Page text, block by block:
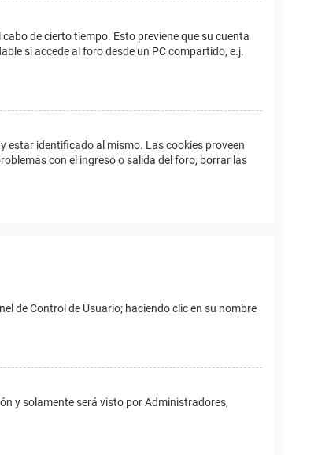
de cierto tiempo. Esto previene que su cuenta
si accede al foro desde un PC compartido, e.j.
estar identificado al mismo. Las cookies proveen
con el ingreso o salida del foro, borrar las
de Control de Usuario; haciendo clic en su nombre
y solamente será visto por Administradores,